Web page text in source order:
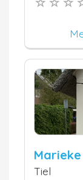
Marieke
Tiel